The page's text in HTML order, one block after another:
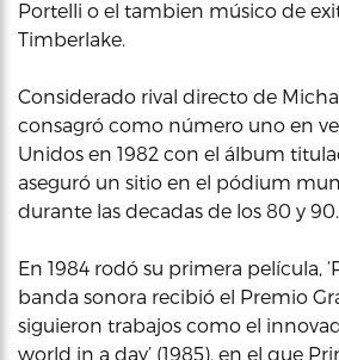
Portelli o el tambien músico de
Timberlake.
Considerado rival directo de
consagró como número uno en
Unidos en 1982 con el álbum
aseguró un sitio en el pódium
durante las decadas de los 80 y 90.
En 1984 rodó su primera película,
banda sonora recibió el Premio
siguieron trabajos como el
world in a day’ (1985), en el que